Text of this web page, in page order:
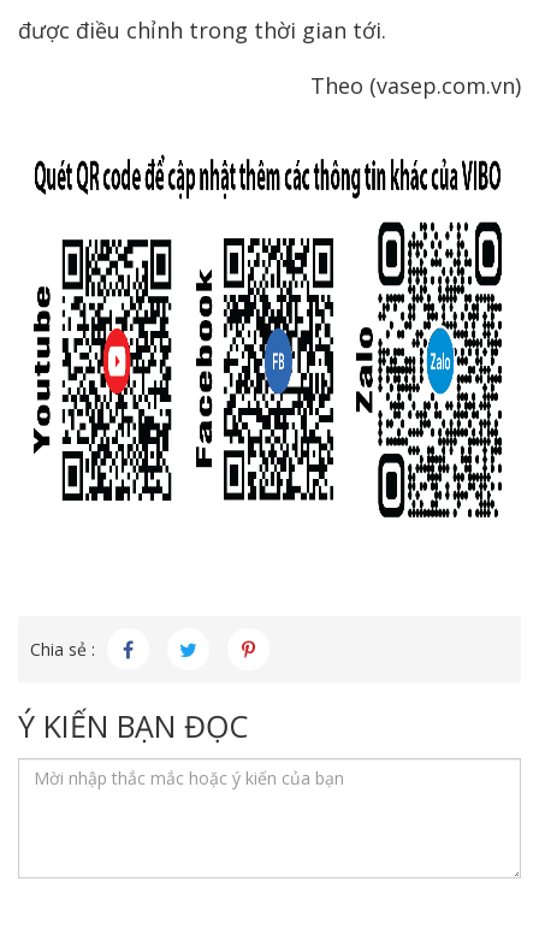
được điều chỉnh trong thời gian tới.
Theo (vasep.com.vn)
Chia sẻ :
Ý KIẾN BẠN ĐỌC